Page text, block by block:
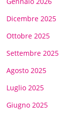
Dicembre 2025
Ottobre 2025
Settembre 2025
Agosto 2025
Luglio 2025
Giugno 2025